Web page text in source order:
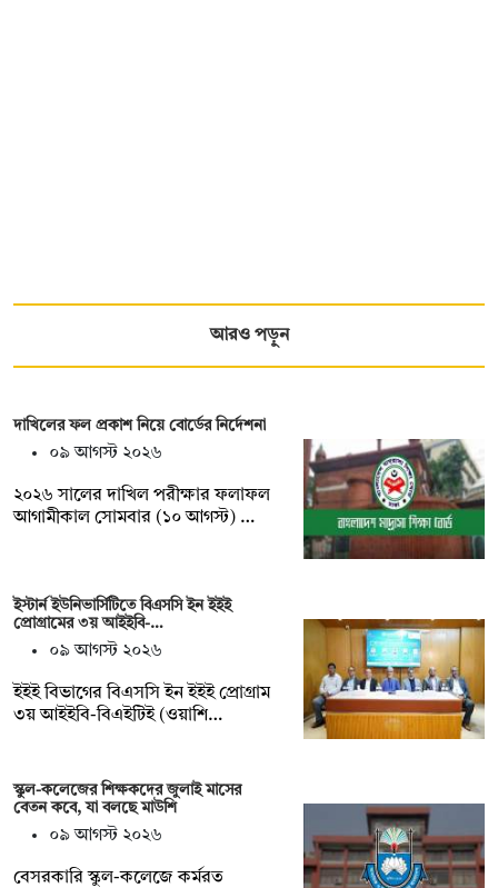
আরও পড়ুন
দাখিলের ফল প্রকাশ নিয়ে বোর্ডের নির্দেশনা
০৯ আগস্ট ২০২৬
২০২৬ সালের দাখিল পরীক্ষার ফলাফল
আগামীকাল সোমবার (১০ আগস্ট) …
ইস্টার্ন ইউনিভার্সিটিতে বিএসসি ইন ইইই
প্রোগ্রামের ৩য় আইইবি-…
০৯ আগস্ট ২০২৬
ইইই বিভাগের বিএসসি ইন ইইই প্রোগ্রাম
৩য় আইইবি-বিএইটিই (ওয়াশি…
স্কুল-কলেজের শিক্ষকদের জুলাই মাসের
বেতন কবে, যা বলছে মাউশি
০৯ আগস্ট ২০২৬
বেসরকারি স্কুল-কলেজে কর্মরত